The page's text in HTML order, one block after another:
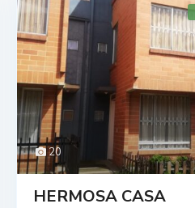
20
HERMOSA CASA